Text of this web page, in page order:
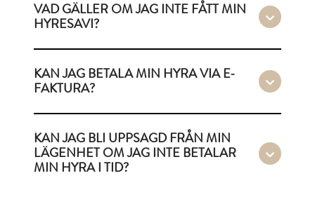
VAD GÄLLER OM JAG INTE FÅTT MIN
HYRESAVI?
KAN JAG BETALA MIN HYRA VIA E-
FAKTURA?
KAN JAG BLI UPPSAGD FRÅN MIN
LÄGENHET OM JAG INTE BETALAR
MIN HYRA I TID?